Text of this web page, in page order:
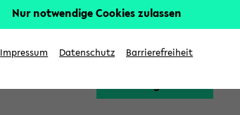
Bitte melden Sie sich
Nur notwendige Cookies zulassen
Impressum Datenschutz Barrierefreiheit